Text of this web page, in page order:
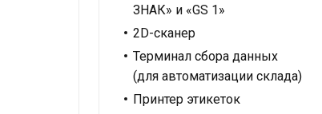
ЗНАК» и «GS 1»
2D-сканер
Терминал сбора данных
(для автоматизации склада)
Принтер этикеток